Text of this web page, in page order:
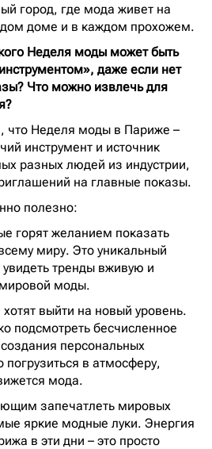
город, где мода живет на
доме и в каждом прохожем.
Неделя моды может быть
даже если нет
Что можно извлечь для
что Неделя моды в Париже –
инструмент и источник
разных людей из индустрии,
на главные показы.
полезно:
горят желанием показать
миру. Это уникальный
тренды вживую и
мировой моды.
выйти на новый уровень.
подсмотреть бесчисленное
персональных
погрузиться в атмосферу,
мода.
запечатлеть мировых
яркие модные луки. Энергия
в эти дни – это просто